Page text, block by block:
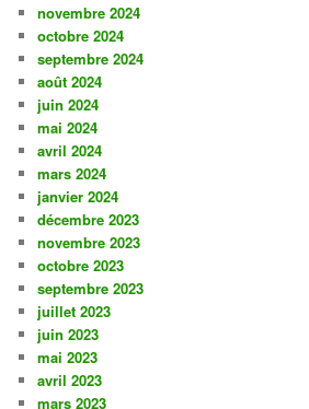
novembre 2024
octobre 2024
septembre 2024
août 2024
juin 2024
mai 2024
avril 2024
mars 2024
janvier 2024
décembre 2023
novembre 2023
octobre 2023
septembre 2023
juillet 2023
juin 2023
mai 2023
avril 2023
mars 2023